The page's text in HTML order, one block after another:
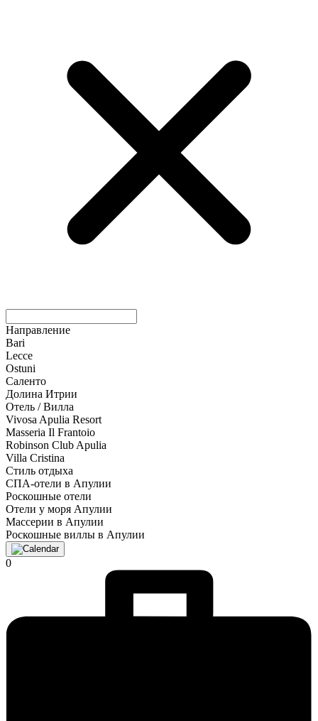
Направление
Bari
Lecce
Ostuni
Саленто
Долина Итрии
Отель / Вилла
Vivosa Apulia Resort
Masseria Il Frantoio
Robinson Club Apulia
Villa Cristina
Стиль отдыха
СПА-отели в Апулии
Роскошные отели
Отели у моря Апулии
Массерии в Апулии
Роскошные виллы в Апулии
0